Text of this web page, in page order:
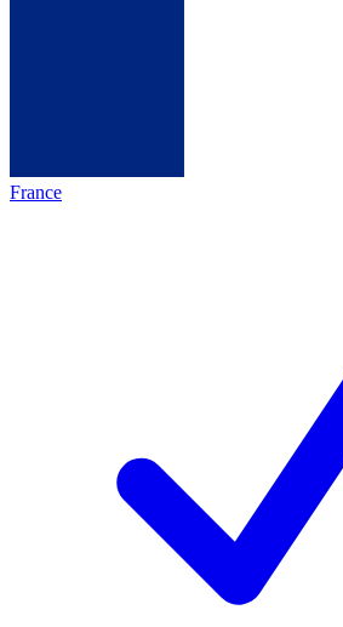
France